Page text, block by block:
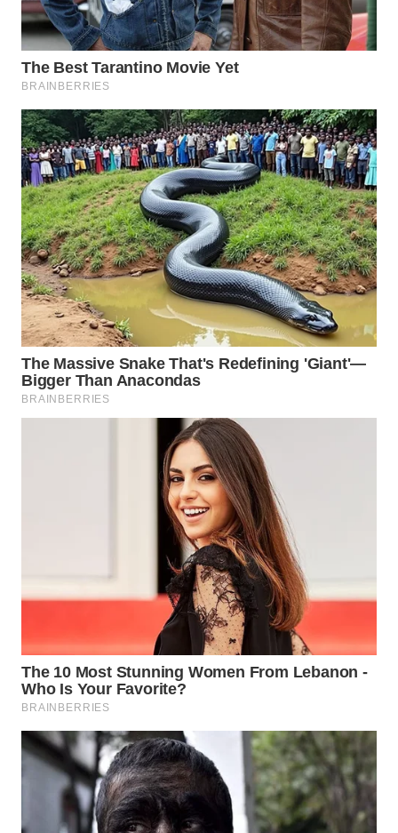
LAWAS
SUMEDANG
WN
CIANJUR
WN
KEPULAUAN
SERIBU
WN
TANGERANG
WN
BINJAI
WN
CIREBON
WN
WN
SUBANG
WN
SUKABUMI
WN
PURWAKARTA